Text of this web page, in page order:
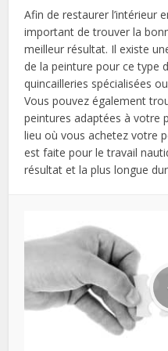
Afin de restaurer l’intérieur
important de trouver la
meilleur résultat. Il existe
de la peinture pour ce type
quincailleries spécialisées
Vous pouvez également
peintures adaptées à votre
lieu où vous achetez votre
est faite pour le travail
résultat et la plus longue